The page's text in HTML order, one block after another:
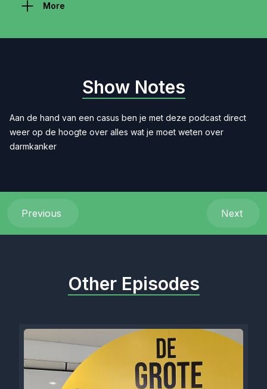
More
Show Notes
Aan de hand van een casus ben je met deze podcast direct
weer op de hoogte over alles wat je moet weten over
darmkanker
Previous Next
Other Episodes